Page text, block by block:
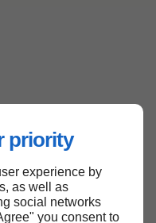
priority
experience by
as well as
social networks
you consent to